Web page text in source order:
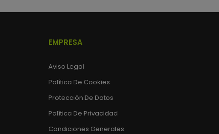
EMPRESA
Aviso Legal
Política De Cookies
Protección De Datos
Política De Privacidad
Condiciones Generales